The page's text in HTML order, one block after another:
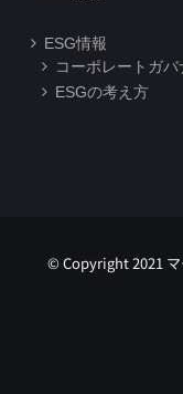
ESG情報
コーポレートガバ
ESGの考え方
© Copyright 2021